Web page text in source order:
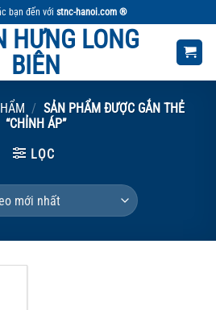
bạn đến với stnc-hanoi.com ®
/ SẢN PHẨM ĐƯỢC GẮN THẺ
“CHỈNH ÁP”
LỌC